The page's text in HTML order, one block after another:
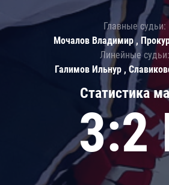
Статистика
3:2
Главные судьи:
Мочалов Владимир ,
Линейные судьи:
Галимов Ильнур ,